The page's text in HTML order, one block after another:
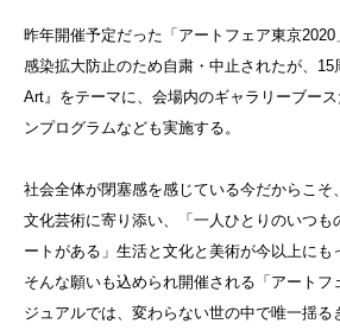
昨年開催予定だった「アートフェア東京
感染拡大防止のため自粛・中止されたが、
Art』をテーマに、会場内のギャラリーブー
ンプログラムなども実施する。
社会全体が閉塞感を感じている今だからこそ
文化芸術に寄り添い、「一人ひとりのいつも
ートがある」生活と文化と美術が今以上にも
そんな願いも込められ開催される「アートフ
ジュアルでは、変わらない世の中で唯一揺る